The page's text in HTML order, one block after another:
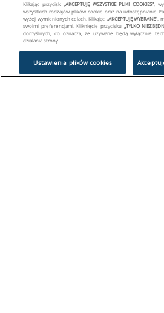
Klikając przycisk „AKCEPTUJĘ WSZYSTKIE PLIKI COOKIES" ,
wszystkich rodzajów plików cookie oraz na udostępnianie
wyżej wymienionych celach. Klikając „AKCEPTUJĘ WYBRANE" ,
swoimi preferencjami. Kliknięcie przycisku „TYLKO
domyślnych, co oznacza, że używane będą wyłącznie
działania strony.
Ustawienia plików cookies